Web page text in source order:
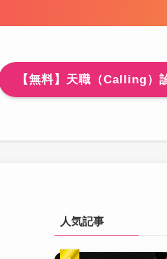
【無料】天職（Calling）
人気記事